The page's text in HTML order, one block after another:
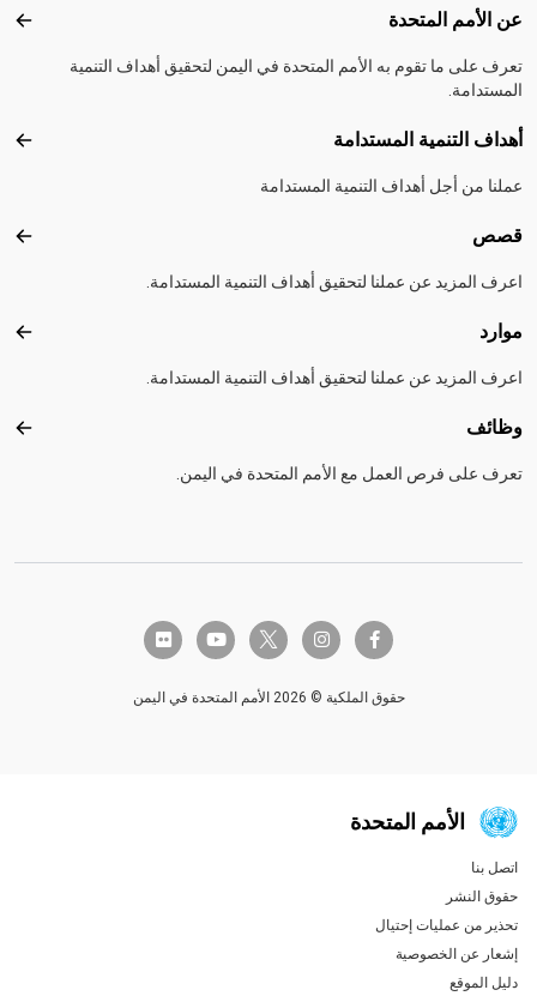
Footer menu
عن الأمم المتحدة عن
تعرف على ما تقوم به الأمم المتحدة في اليمن لتحقيق أهداف التنمية
المستدامة.
أهداف التنمية المستدامة
عملنا من أجل أهداف التنمية المستدامة
قصص
اعرف المزيد عن عملنا لتحقيق أهداف التنمية المستدامة.
موارد
اعرف المزيد عن عملنا لتحقيق أهداف التنمية المستدامة.
وظائف
تعرف على فرص العمل مع الأمم المتحدة في اليمن.
facebook-f
instagram
twitter-x
youtube
flickr
حقوق الملكية © 2026 الأمم المتحدة في اليمن
الأمم المتحدة
Global U.N. menu
اتصل بنا
حقوق النشر
تحذير من عمليات إحتيال
إشعار عن الخصوصية
دليل الموقع